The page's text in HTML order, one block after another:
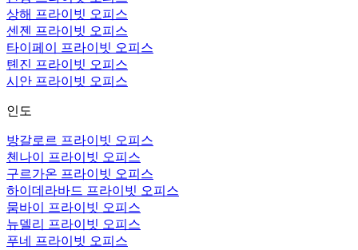
상해 프라이빗 오피스
센젠 프라이빗 오피스
타이페이 프라이빗 오피스
톈진 프라이빗 오피스
시안 프라이빗 오피스
인도
방갈로르 프라이빗 오피스
첸나이 프라이빗 오피스
구르가온 프라이빗 오피스
하이데라바드 프라이빗 오피스
뭄바이 프라이빗 오피스
뉴델리 프라이빗 오피스
푸네 프라이빗 오피스